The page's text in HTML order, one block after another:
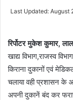
Last Updated: August
रिर्पोटर मुकेश कुमार,
खाद्य विभाग,राजस्व
किराना दुकानों एवं
चलाया वही प्रशासन के
अपनी दुकानें बंद कर